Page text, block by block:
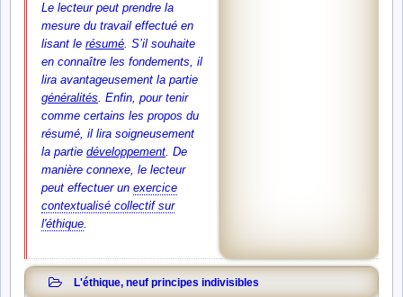
Le lecteur peut prendre la
mesure du travail effectué en
lisant le résumé. S’il souhaite
en connaître les fondements, il
lira avantageusement la partie
généralités. Enfin, pour tenir
comme certains les propos du
résumé, il lira soigneusement
la partie développement. De
manière connexe, le lecteur
peut effectuer un exercice
contextualisé collectif sur
l'éthique.
L'éthique, neuf principes indivisibles